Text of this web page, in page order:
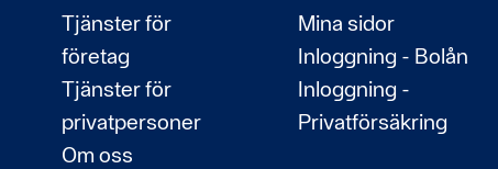
Tjänster för
företag
Tjänster för
privatpersoner
Om oss
Mina sidor
Inloggning - Bolån
Inloggning -
Privatförsäkring